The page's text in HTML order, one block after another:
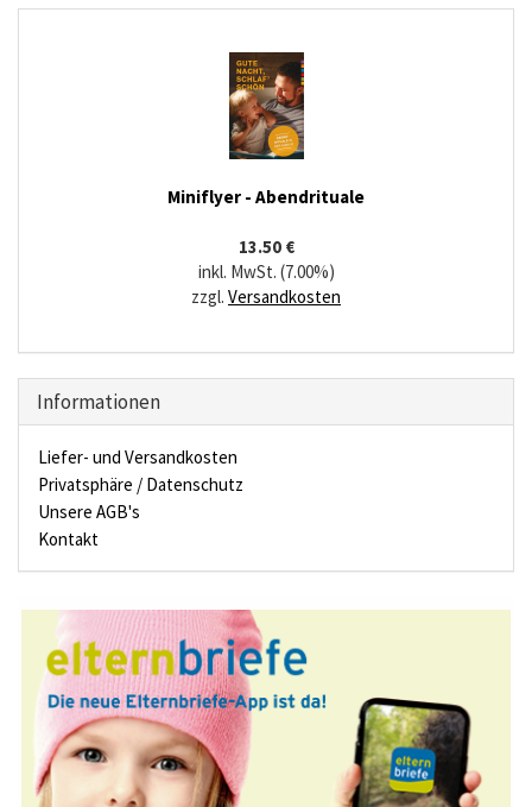
Miniflyer - Abendrituale
13.50 €
inkl. MwSt. (7.00%)
zzgl. Versandkosten
Informationen
Liefer- und Versandkosten
Privatsphäre / Datenschutz
Unsere AGB's
Kontakt